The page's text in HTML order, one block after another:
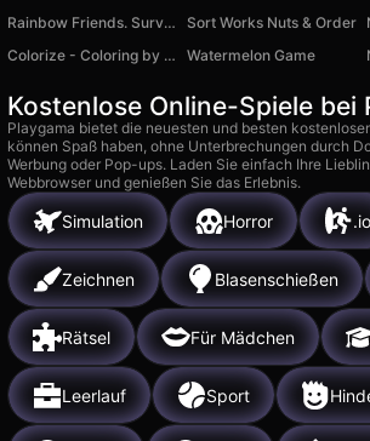
Rainbow Friends. Survival
Sort Works Nuts & Order
Colorize - Coloring by Number
Watermelon Game
Kostenlose Online-Spiele bei
Playgama bietet die neuesten und besten
können Spaß haben, ohne Unterbrechungen durch
Werbung oder Pop-ups. Laden Sie einfach Ihre
Webbrowser und genießen Sie das Erlebnis.
Simulation Horror .io
Zeichnen Blasenschießen
Rätsel Für Mädchen
Leerlauf Sport